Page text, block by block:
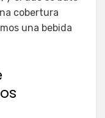
cobertura
una bebida